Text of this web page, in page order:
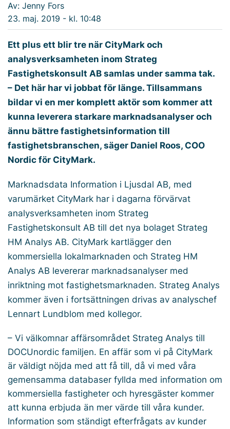
Av: Jenny Fors
23. maj. 2019 - kl. 10:48
Ett plus ett blir tre när CityMark och
analysverksamheten inom Strateg
Fastighetskonsult AB samlas under samma tak.
– Det här har vi jobbat för länge. Tillsammans
bildar vi en mer komplett aktör som kommer att
kunna leverera starkare marknadsanalyser och
ännu bättre fastighetsinformation till
fastighetsbranschen, säger Daniel Roos, COO
Nordic för CityMark.
Marknadsdata Information i Ljusdal AB, med
varumärket CityMark har i dagarna förvärvat
analysverksamheten inom Strateg
Fastighetskonsult AB till det nya bolaget Strateg
HM Analys AB. CityMark kartlägger den
kommersiella lokalmarknaden och Strateg HM
Analys AB levererar marknadsanalyser med
inriktning mot fastighetsmarknaden. Strateg Analys
kommer även i fortsättningen drivas av analyschef
Lennart Lundblom med kollegor.
– Vi välkomnar affärsområdet Strateg Analys till
DOCUnordic familjen. En affär som vi på CityMark
är väldigt nöjda med att få till, då vi med våra
gemensamma databaser fyllda med information om
kommersiella fastigheter och hyresgäster kommer
att kunna erbjuda än mer värde till våra kunder.
Information som ständigt efterfrågats av kunder